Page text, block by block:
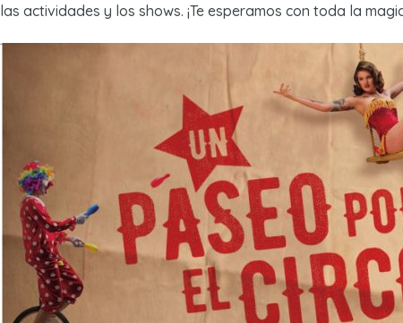
las actividades y los shows. ¡Te esperamos con toda la